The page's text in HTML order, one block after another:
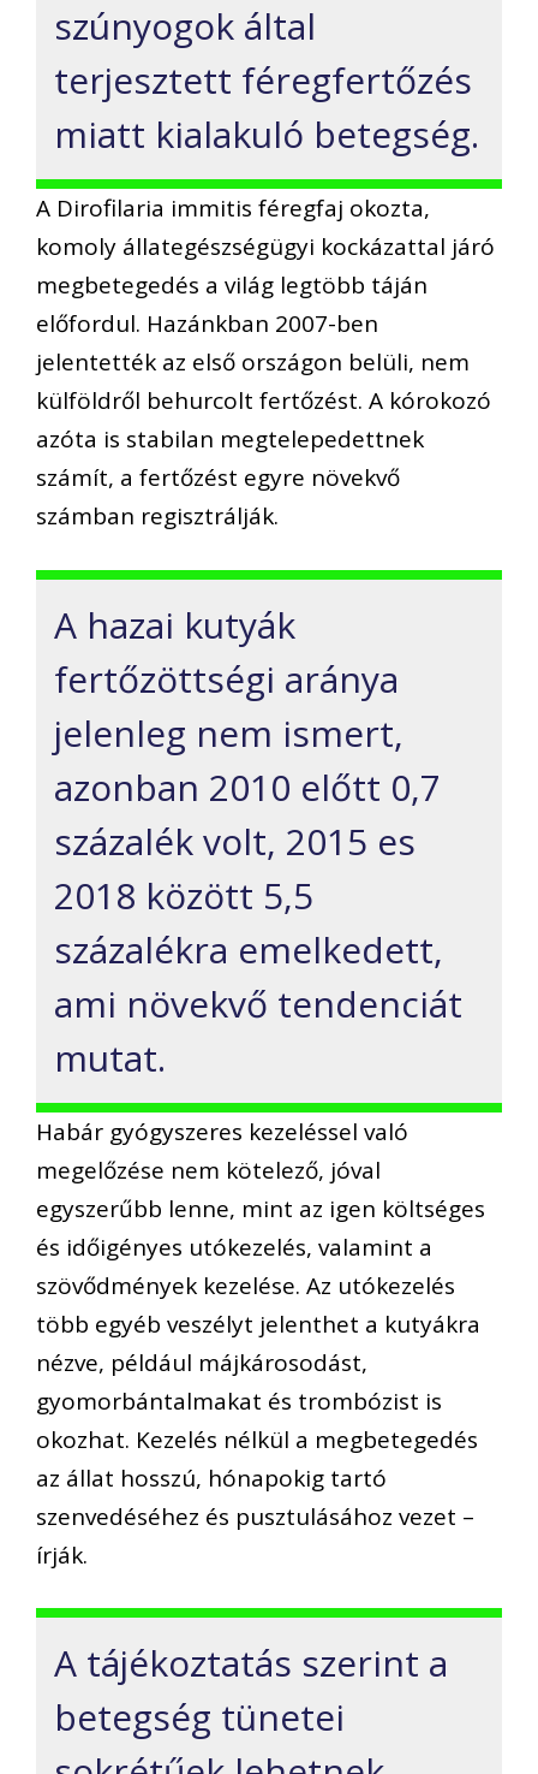
szúnyogok által
terjesztett féregfertőzés
miatt kialakuló betegség.
A Dirofilaria immitis féregfaj okozta,
komoly állategészségügyi kockázattal járó
megbetegedés a világ legtöbb táján
előfordul. Hazánkban 2007-ben
jelentették az első országon belüli, nem
külföldről behurcolt fertőzést. A kórokozó
azóta is stabilan megtelepedettnek
számít, a fertőzést egyre növekvő
számban regisztrálják.
A hazai kutyák
fertőzöttségi aránya
jelenleg nem ismert,
azonban 2010 előtt 0,7
százalék volt, 2015 es
2018 között 5,5
százalékra emelkedett,
ami növekvő tendenciát
mutat.
Habár gyógyszeres kezeléssel való
megelőzése nem kötelező, jóval
egyszerűbb lenne, mint az igen költséges
és időigényes utókezelés, valamint a
szövődmények kezelése. Az utókezelés
több egyéb veszélyt jelenthet a kutyákra
nézve, például májkárosodást,
gyomorbántalmakat és trombózist is
okozhat. Kezelés nélkül a megbetegedés
az állat hosszú, hónapokig tartó
szenvedéséhez és pusztulásához vezet –
írják.
A tájékoztatás szerint a
betegség tünetei